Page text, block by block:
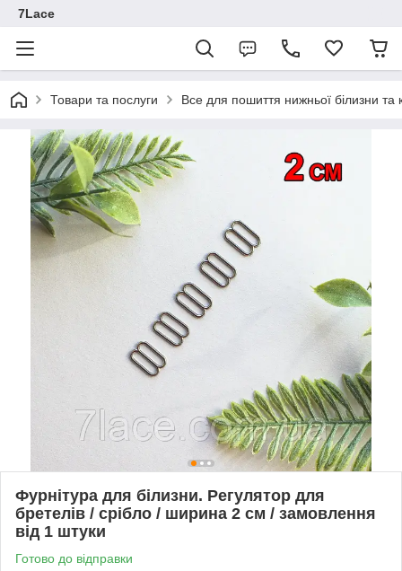
7Lace
Товари та послуги Все для пошиття нижньої білизни та
Фурнітура для білизни. Регулятор для
бретелів / срібло / ширина 2 см / замовлення
від 1 штуки
Готово до відправки